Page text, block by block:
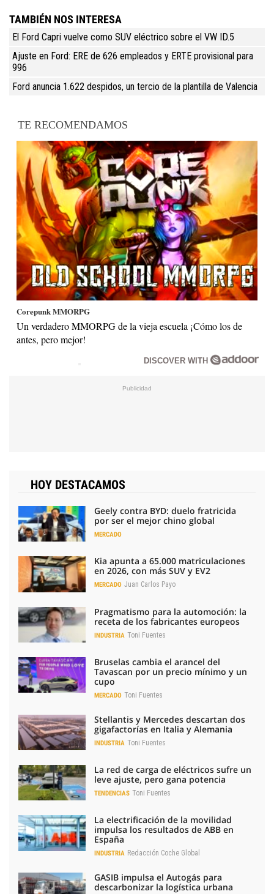
TAMBIÉN NOS INTERESA
El Ford Capri vuelve como SUV eléctrico sobre el VW ID.5
Ajuste en Ford: ERE de 626 empleados y ERTE provisional para
996
Ford anuncia 1.622 despidos, un tercio de la plantilla de Valencia
TE RECOMENDAMOS
Corepunk MMORPG
Un verdadero MMORPG de la vieja escuela ¡Cómo los de
antes, pero mejor!
DISCOVER WITH
HOY DESTACAMOS
Geely contra BYD: duelo fratricida
por ser el mejor chino global
MERCADO
Kia apunta a 65.000 matriculaciones
en 2026, con más SUV y EV2
MERCADO Juan Carlos Payo
Pragmatismo para la automoción: la
receta de los fabricantes europeos
INDUSTRIA Toni Fuentes
Bruselas cambia el arancel del
Tavascan por un precio mínimo y un
cupo
MERCADO Toni Fuentes
Stellantis y Mercedes descartan dos
gigafactorías en Italia y Alemania
INDUSTRIA Toni Fuentes
La red de carga de eléctricos sufre un
leve ajuste, pero gana potencia
TENDENCIAS Toni Fuentes
La electrificación de la movilidad
impulsa los resultados de ABB en
España
INDUSTRIA Redacción Coche Global
GASIB impulsa el Autogás para
descarbonizar la logística urbana